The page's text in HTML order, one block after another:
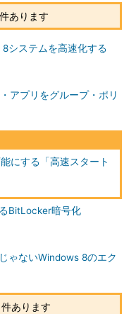
、まず「システムとセキ
は、コント
る。
あるメニューから、上側
あります
システムを高速化する
アプリをグループ・ポリ
にする「高速スタート
BitLocker暗号化
ゃないWindows 8のエク
あります